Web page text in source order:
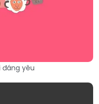
đáng yêu